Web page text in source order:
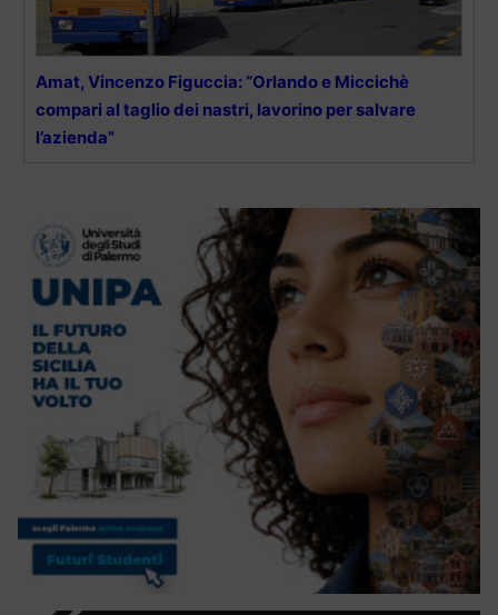
Amat, Vincenzo Figuccia: “Orlando e Miccichè
compari al taglio dei nastri, lavorino per salvare
l’azienda”